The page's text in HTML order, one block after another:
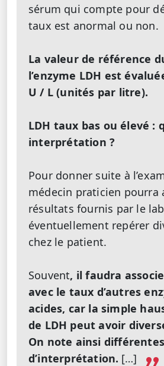
sérum qui compte pour
taux est anormal ou non.
La valeur de référence
l’enzyme LDH est
U / L (unités par litre).
LDH taux bas ou élevé :
interprétation ?
Pour donner suite à
médecin praticien pourra
résultats fournis par le
éventuellement repérer
chez le patient.
Souvent, il faudra
avec le taux d’autres
acides, car la simple
de LDH peut avoir
On note ainsi
d’interprétation. […]